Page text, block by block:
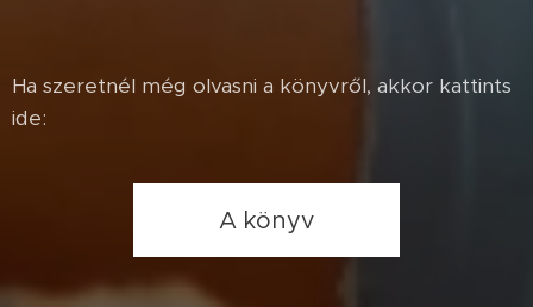
Ha szeretnél még olvasni a könyvről, akkor kattints
ide:
A könyv